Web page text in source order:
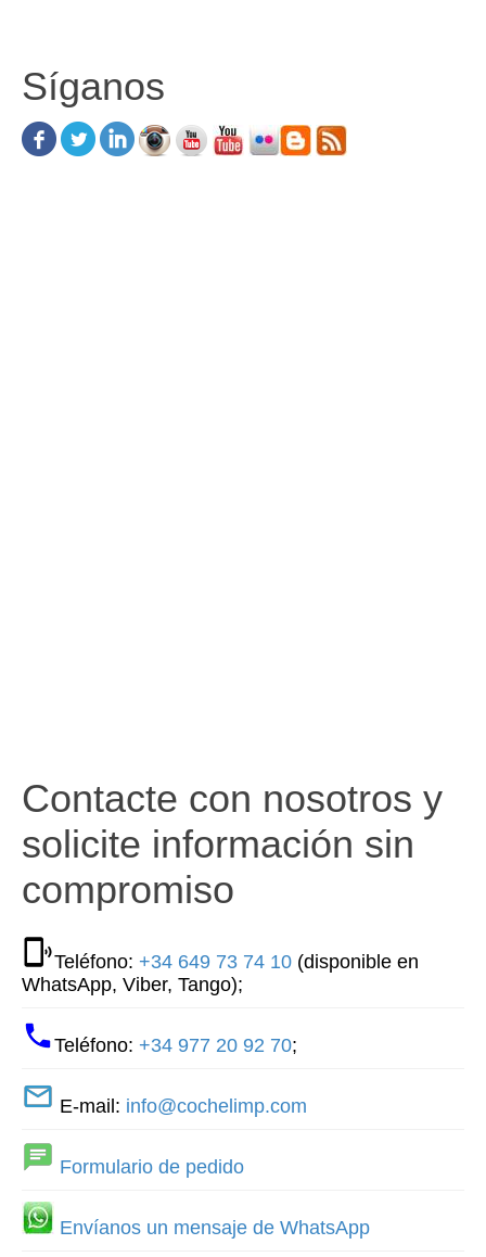
Síganos
Contacte con nosotros y
solicite información sin
compromiso
Teléfono: +34 649 73 74 10 (disponible en
WhatsApp, Viber, Tango);
Teléfono: +34 977 20 92 70;
E-mail: info@cochelimp.com
Formulario de pedido
Envíanos un mensaje de WhatsApp